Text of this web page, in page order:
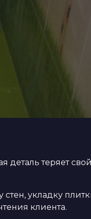
деталь теряет
стен, укладку
клиента.